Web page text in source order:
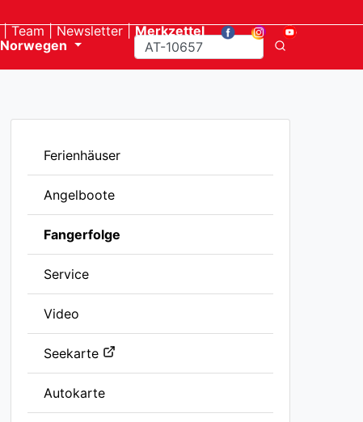
Team Newsletter
Merkzettel
Norwegen
Ferienhäuser
Angelboote
Fangerfolge
Service
Video
Seekarte
Autokarte